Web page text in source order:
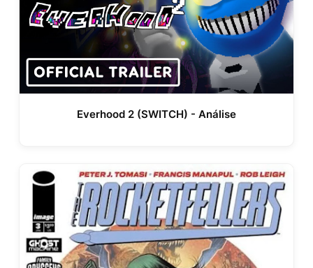
Everhood 2 (SWITCH) - Análise